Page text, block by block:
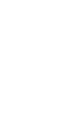
治愈神作里，